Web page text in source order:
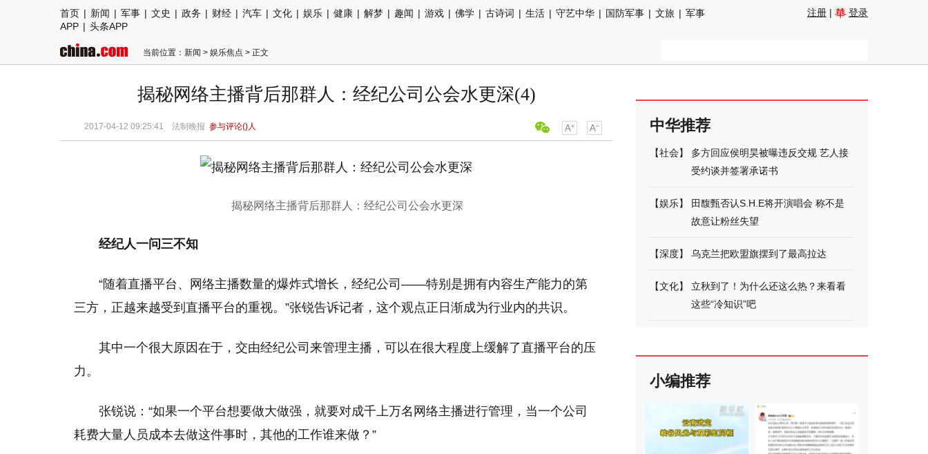
首页 | 新闻 | 军事 | 文史 | 政务 | 财经 | 汽车 | 文化 | 娱乐 | 健康 | 解梦 | 趣闻 | 游戏 | 佛学 | 古诗词 | 生活 | 守艺中华 | 国防军事 | 文旅 | 军事
APP | 头条APP
注册 | 登录
当前位置： 新闻 > 娱乐焦点 > 正文
揭秘网络主播背后那群人：经纪公司公会水更深(4)
2017-04-12 09:25:41 法制晚报 参与评论()人
揭秘网络主播背后那群人：经纪公司公会水更深
经纪人一问三不知
“随着直播平台、网络主播数量的爆炸式增长，经纪公司——特别是拥有内容生产能力的第
三方，正越来越受到直播平台的重视。”张锐告诉记者，这个观点正日渐成为行业内的共识。
其中一个很大原因在于，交由经纪公司来管理主播，可以在很大程度上缓解了直播平台的压
力。
张锐说：“如果一个平台想要做大做强，就要对成千上万名网络主播进行管理，当一个公司
耗费大量人员成本去做这件事时，其他的工作谁来做？”
中华推荐
【社会】
多方回应侯明昊被曝违反交规 艺人接
受约谈并签署承诺书
【娱乐】
田馥甄否认S.H.E将开演唱会 称不是
故意让粉丝失望
【深度】 乌克兰把欧盟旗摆到了最高拉达
【文化】
立秋到了！为什么还这么热？来看看
这些“冷知识”吧
小编推荐